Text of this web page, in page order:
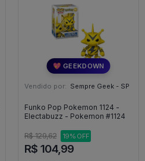
💖 GEEKDOWN
Vendido por: Sempre Geek - SP
Funko Pop Pokemon 1124 -
Electabuzz - Pokemon #1124
R$ 129,62 19% OFF
R$ 104,99